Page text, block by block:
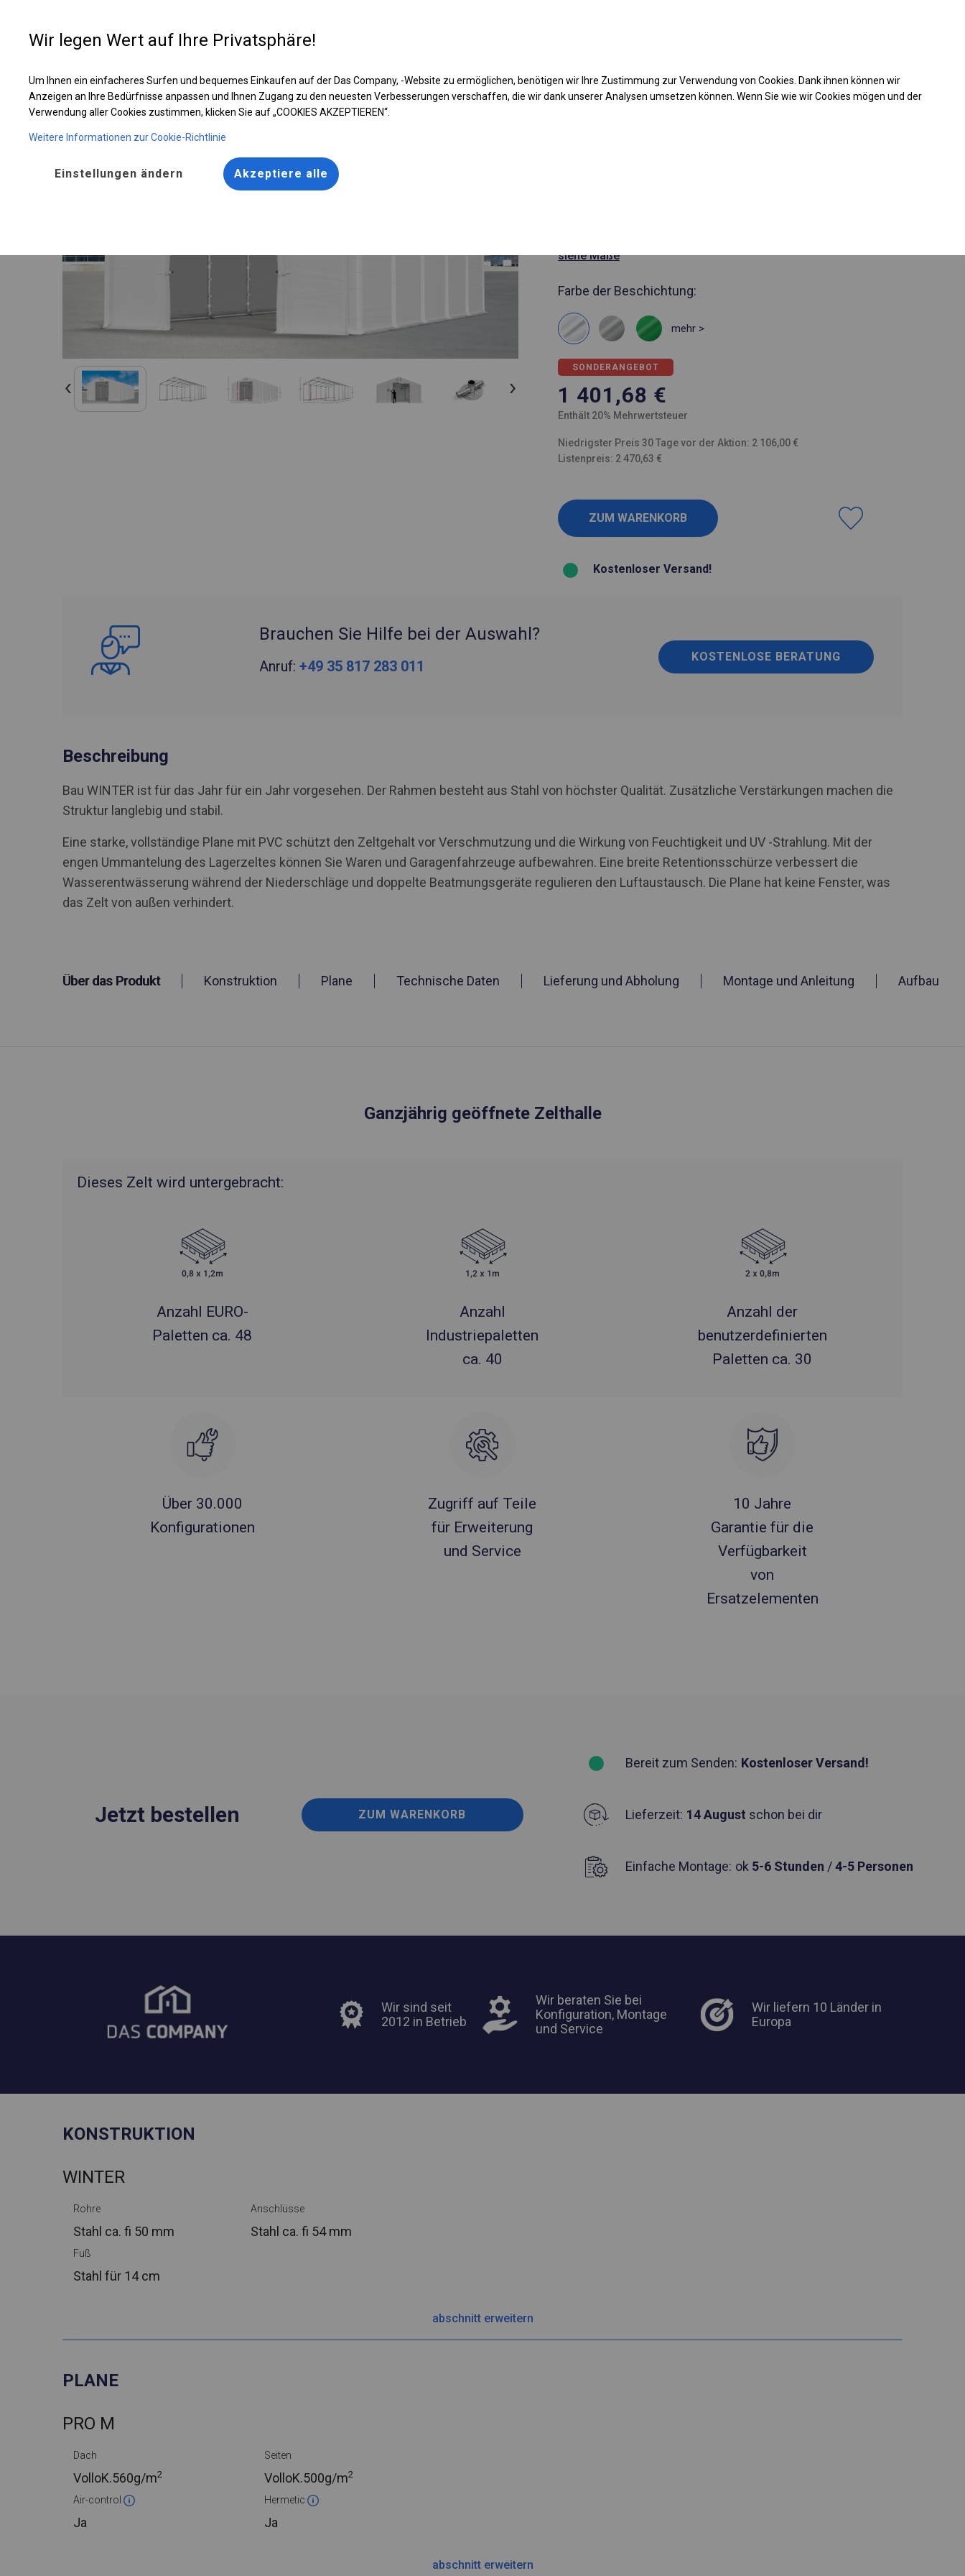
Entwerfen Sie Ihr Zelt
Ganzjährig geöffnete Zelthalle | 5x10 m Laden Sie das PDF -Angebot herunter
siehe Maße
Farbe der Beschichtung:
mehr >
SONDERANGEBOT
1 401,68 €
Enthält 20% Mehrwertsteuer
Niedrigster Preis 30 Tage vor der Aktion: 2 106,00 €
Listenpreis: 2 470,63 €
Kostenloser Versand!
Brauchen Sie Hilfe bei der Auswahl?
Anruf: +49 35 817 283 011
KOSTENLOSE BERATUNG
Beschreibung
Bau WINTER ist für das Jahr für ein Jahr vorgesehen. Der Rahmen besteht aus Stahl von höchster Qualität. Zusätzliche Verstärkungen machen die
Struktur langlebig und stabil.
Eine starke, vollständige Plane mit PVC schützt den Zeltgehalt vor Verschmutzung und die Wirkung von Feuchtigkeit und UV -Strahlung. Mit der
engen Ummantelung des Lagerzeltes können Sie Waren und Garagenfahrzeuge aufbewahren. Eine breite Retentionsschürze verbessert die
Wasserentwässerung während der Niederschläge und doppelte Beatmungsgeräte regulieren den Luftaustausch. Die Plane hat keine Fenster, was
das Zelt von außen verhindert.
Über das Produkt Konstruktion Plane Technische Daten Lieferung und Abholung Montage und Anleitung Aufbau
Ganzjährig geöffnete Zelthalle
Dieses Zelt wird untergebracht:
Anzahl EURO-
Paletten ca. 48
Anzahl
Industriepaletten
ca. 40
Anzahl der
benutzerdefinierten
Paletten ca. 30
Über 30.000
Konfigurationen
Zugriff auf Teile
für Erweiterung
und Service
10 Jahre
Garantie für die
Verfügbarkeit
von
Ersatzelementen
Jetzt bestellen ZUM WARENKORB
Bereit zum Senden: Kostenloser Versand!
Lieferzeit: 14 August schon bei dir
Einfache Montage: ok 5-6 Stunden /4-5 Personen
Wir sind seit
2012 in Betrieb
Wir beraten Sie bei
Konfiguration, Montage
und Service
Wir liefern 10 Länder in
Europa
KONSTRUKTION
WINTER
Rohre
Stahl ca. fi 50 mm
Anschlüsse
Stahl ca. fi 54 mm
Fuß
Stahl für 14 cm
abschnitt erweitern
PLANE
PRO M
Dach
VolloK.560g/m2
Seiten
VolloK.500g/m2
Air-control
Ja
Hermetic
Ja
abschnitt erweitern
Wir legen Wert auf Ihre Privatsphäre!
Um Ihnen ein einfacheres Surfen und bequemes Einkaufen auf der Das Company, -Website zu ermöglichen, benötigen wir Ihre Zustimmung zur Verwendung von Cookies. Dank ihnen können wir
Anzeigen an Ihre Bedürfnisse anpassen und Ihnen Zugang zu den neuesten Verbesserungen verschaffen, die wir dank unserer Analysen umsetzen können. Wenn Sie wie wir Cookies mögen und der
Verwendung aller Cookies zustimmen, klicken Sie auf „COOKIES AKZEPTIEREN“.
Weitere Informationen zur Cookie-Richtlinie
Einstellungen ändern Akzeptiere alle